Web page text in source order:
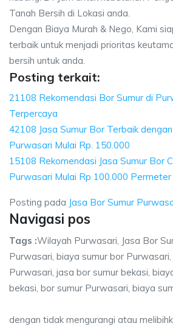
Tanah Bersih di Lokasi anda.
Dengan Biaya Murah & Nego, Kami
terbaik untuk menjadi prioritas
bersih untuk anda.
Posting terkait:
21108 Rekomendasi Bor Sumur di
Terpercaya
42108 Jasa Sumur Bor Terbaik
Purwasari Mulai Rp. 150.000
15108 Rekomendasi Jasa Sumur Bor
Purwasari Mulai Rp 100.000 Permeter
Posting pada Jasa Bor Sumur
Navigasi pos
Tags :Wilayah Purwasari, Jasa Bor
Purwasari, biaya sumur bor
Purwasari, jasa bor sumur bekasi,
bekasi, bor sumur Purwasari, biaya
dengan tidak mengurangi atau